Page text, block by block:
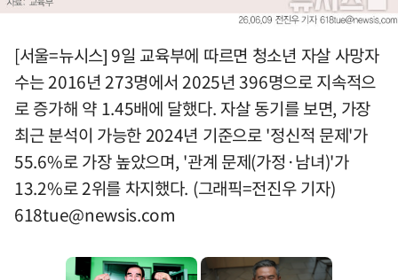
[서울=뉴시스] 9일 교육부에 따르면 청소년 자살 사망자
수는 2016년 273명에서 2025년 396명으로 지속적으
로 증가해 약 1.45배에 달했다. 자살 동기를 보면, 가장
최근 분석이 가능한 2024년 기준으로 '정신적 문제'가
55.6%로 가장 높았으며, '관계 문제(가정·남녀)'가
13.2%로 2위를 차지했다. (그래픽=전진우 기자)
618tue@newsis.com